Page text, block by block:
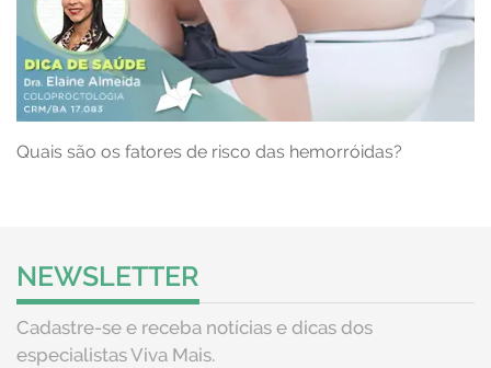
Quais são os fatores de risco das hemorróidas?
NEWSLETTER
Cadastre-se e receba notícias e dicas dos
especialistas Viva Mais.